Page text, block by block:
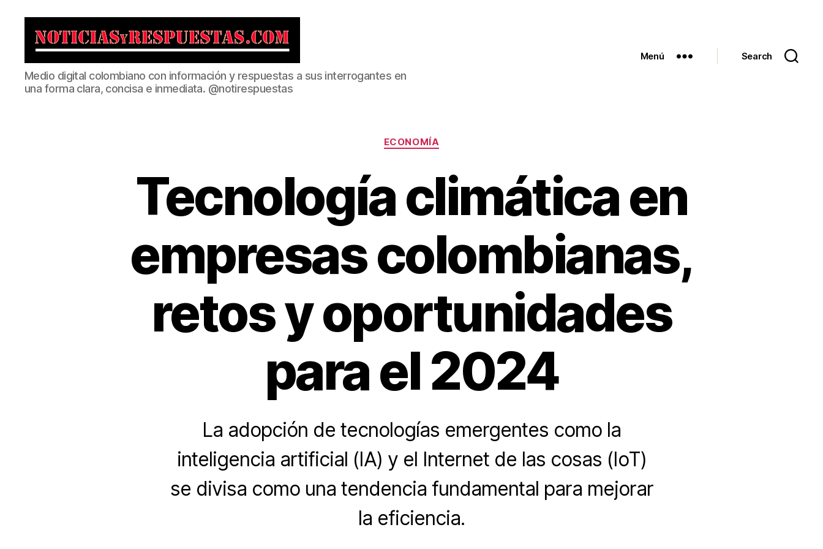
Noticias
y
Respuestas
Medio digital colombiano con información y respuestas a sus interrogantes en
una forma clara, concisa e inmediata. @notirespuestas
Menú Search
Categorías
ECONOMÍA
Tecnología climática en
empresas colombianas,
retos y oportunidades
para el 2024
La adopción de tecnologías emergentes como la
inteligencia artificial (IA) y el Internet de las cosas (IoT)
se divisa como una tendencia fundamental para mejorar
la eficiencia.